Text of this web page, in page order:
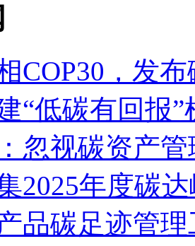
COP30，发
“低碳有回报”
忽视碳资产
2025年度碳
品碳足迹管